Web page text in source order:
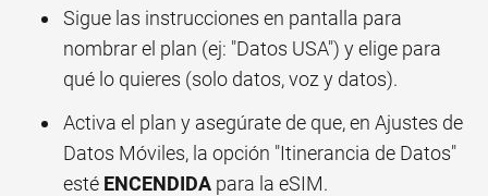
Sigue las instrucciones en pantalla para
nombrar el plan (ej: "Datos USA") y elige para
qué lo quieres (solo datos, voz y datos).
Activa el plan y asegúrate de que, en Ajustes de
Datos Móviles, la opción "Itinerancia de Datos"
esté ENCENDIDA para la eSIM.